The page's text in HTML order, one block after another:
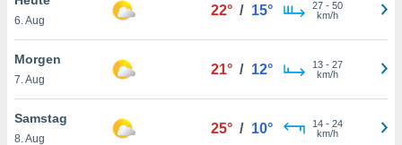
oder
Partner
es uns
das
der
Profil zu
6. Aug
22° / 15° 27- 50
km/h
Morgen
7. Aug
21° / 12° 13- 27
km/h
Samstag
8. Aug
25° / 10° 14- 24
km/h